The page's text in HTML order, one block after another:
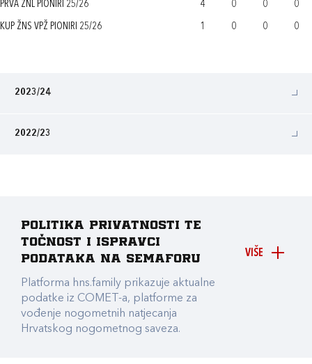
PRVA ŽNL PIONIRI 25/26 4 0 0 0
KUP ŽNS VPŽ PIONIRI 25/26 1 0 0 0
2023/24
2022/23
VIŠE
Politika privatnosti te
točnost i ispravci
podataka na Semaforu
Platforma hns.family prikazuje aktualne
podatke iz COMET-a, platforme za
vođenje nogometnih natjecanja
Hrvatskog nogometnog saveza.